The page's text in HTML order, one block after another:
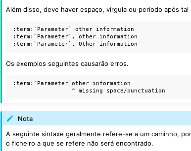
Além disso, deve haver espaço, vírgula ou período após tal
:term:`Parameter` other information
:term:`Parameter`, other information
Os exemplos seguintes causarão erros.
:term:`Parameter`other information
Nota
A seguinte sintaxe geralmente refere-se a um caminho,
o ficheiro a que se refere não será encontrado.